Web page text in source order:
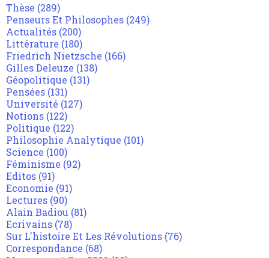
Thèse (289)
Penseurs Et Philosophes (249)
Actualités (200)
Littérature (180)
Friedrich Nietzsche (166)
Gilles Deleuze (138)
Géopolitique (131)
Pensées (131)
Université (127)
Notions (122)
Politique (122)
Philosophie Analytique (101)
Science (100)
Féminisme (92)
Editos (91)
Economie (91)
Lectures (90)
Alain Badiou (81)
Ecrivains (78)
Sur L'histoire Et Les Révolutions (76)
Correspondance (68)